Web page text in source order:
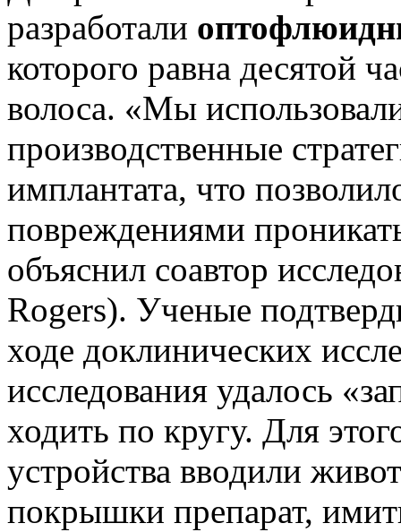
разработали
которого равна десятой
волоса. «Мы
производственные
имплантата, что
повреждениями
объяснил соавтор
Rogers). Ученые
ходе доклинических
исследования удалось
ходить по кругу. Для
устройства вводили
покрышки препарат,